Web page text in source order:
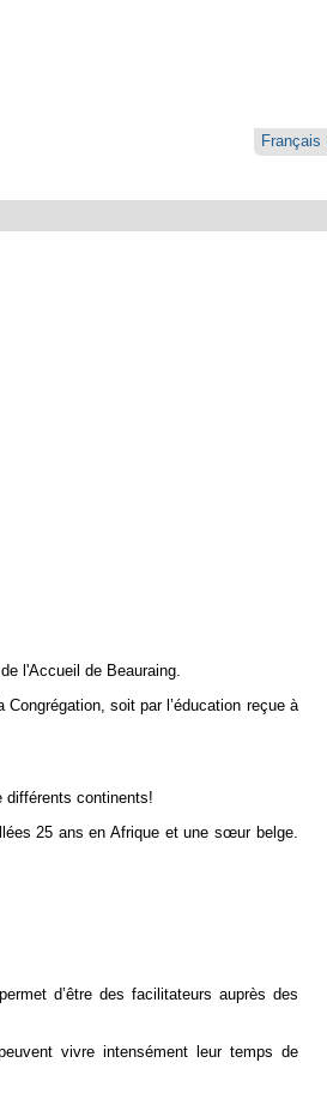
Français
l'Accueil de Beauraing.
soit par l’éducation reçue à
différents continents!
25 ans en Afrique et une sœur belge.
d’être des facilitateurs auprès des
vivre intensément leur temps de